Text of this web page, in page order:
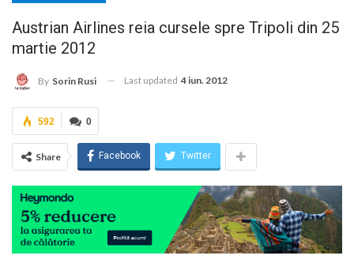
Austrian Airlines reia cursele spre Tripoli din 25
martie 2012
By Sorin Rusi Last updated 4 iun. 2012
0
592
Share Facebook Twitter